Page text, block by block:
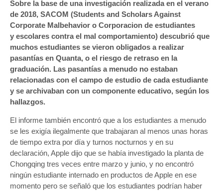
Sobre la base de una investigación realizada en el verano
de 2018, SACOM (Students and Scholars Against
Corporate Malbehavior o Corporacion de estudiantes
y escolares contra el mal comportamiento) descubrió que
muchos estudiantes se vieron obligados a realizar
pasantías en Quanta, o el riesgo de retraso en la
graduación. Las pasantías a menudo no estaban
relacionadas con el campo de estudio de cada estudiante
y se archivaban con un componente educativo, según los
hallazgos.
El informe también encontró que a los estudiantes a menudo
se les exigía ilegalmente que trabajaran al menos unas horas
de tiempo extra por día y turnos nocturnos y en su
declaración, Apple dijo que se había investigado la planta de
Chongqing tres veces entre marzo y junio, y no encontró
ningún estudiante internado en productos de Apple en ese
momento pero se señaló que los estudiantes podrían haber